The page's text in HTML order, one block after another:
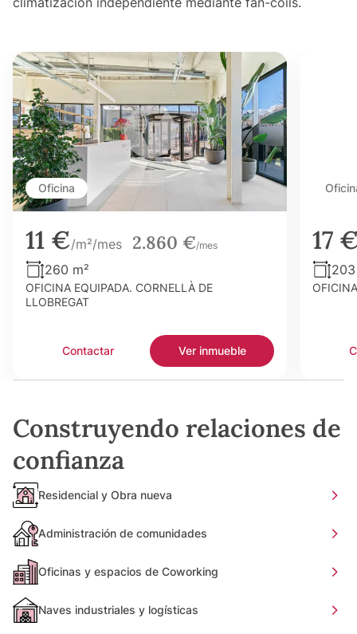
Oficina
11 €/m²/mes 2.860 €/mes
260 m²
OFICINA EQUIPADA. CORNELLÀ DE
LLOBREGAT
Contactar Ver inmueble
17
Construyendo relaciones de
confianza
Residencial y Obra nueva
Administración de comunidades
Oficinas y espacios de Coworking
Naves industriales y logísticas